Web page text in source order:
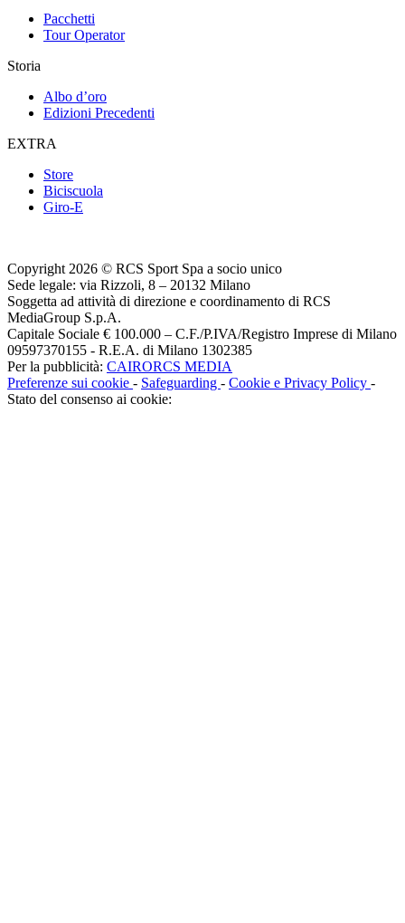
Pacchetti
Tour Operator
Storia
Albo d’oro
Edizioni Precedenti
EXTRA
Store
Biciscuola
Giro-E
Copyright 2026 © RCS Sport Spa a socio unico
Sede legale: via Rizzoli, 8 – 20132 Milano
Soggetta ad attività di direzione e coordinamento di RCS
MediaGroup S.p.A.
Capitale Sociale € 100.000 – C.F./P.IVA/Registro Imprese di Milano
09597370155 - R.E.A. di Milano 1302385
Per la pubblicità: CAIRORCS MEDIA
Preferenze sui cookie - Safeguarding - Cookie e Privacy Policy -
Stato del consenso ai cookie: